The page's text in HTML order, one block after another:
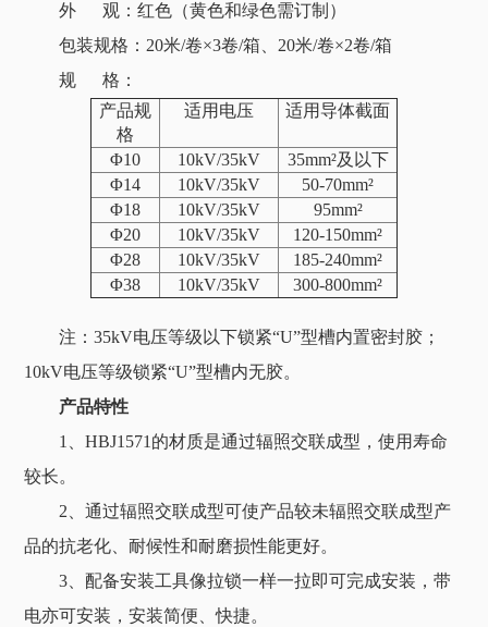
外 观：红色（黄色和绿色需订制）
包装规格：20米/卷×3卷/箱、20米/卷×2卷/箱
规 格：
产品规
格
适用电压 适用导体截面
Φ10 10kV/35kV
35mm²及以下
Φ14
10kV/35kV 50-70mm²
Φ18
10kV/35kV 95mm²
Φ20
10kV/35kV 120-150mm²
Φ28
10kV/35kV 185-240mm²
Φ38
10kV/35kV 300-800mm²
注：35kV电压等级以下锁紧“U”型槽内置密封胶；
10kV电压等级锁紧“U”型槽内无胶。
产品特性
1、HBJ1571的材质是通过辐照交联成型，使用寿命
较长。
2、通过辐照交联成型可使产品较未辐照交联成型产
品的抗老化、耐候性和耐磨损性能更好。
3、配备安装工具像拉锁一样一拉即可完成安装，带
电亦可安装，安装简便、快捷。